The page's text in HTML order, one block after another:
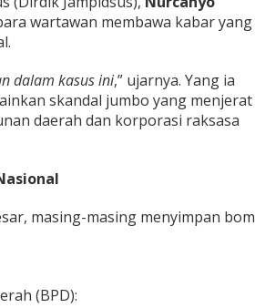
wartawan membawa kabar yang
dalam kasus ini,” ujarnya. Yang ia
skandal jumbo yang menjerat
daerah dan korporasi raksasa
masing-masing menyimpan bom
(BPD):